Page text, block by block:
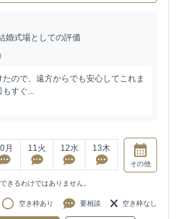
婚式場としての評価
ので、遠方からでも安心してこれま
すぐ...
月 11火 12水 13木
その他
きるわけではありません。
空き枠あり 要相談 空き枠なし